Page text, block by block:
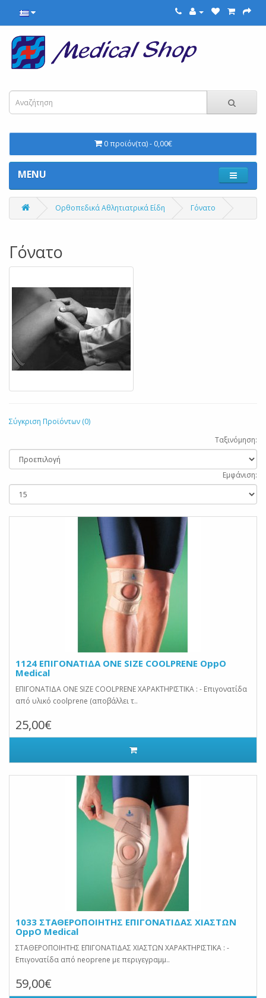
0 προϊόν(τα) - 0,00€
MENU
Ορθοπεδικά Αθλητιατρικά Είδη Γόνατο
Γόνατο
Σύγκριση Προϊόντων (0)
Ταξινόμηση:
Εμφάνιση:
1124 ΕΠΙΓΟΝΑΤΙΔΑ ONE SIZE COOLPRENE OppO
Medical
ΕΠΙΓΟΝΑΤΙΔΑ ONE SIZE COOLPRENE ΧΑΡΑΚΤΗΡΙΣΤΙΚΑ : - Επιγονατίδα
από υλικό coolprene (αποβάλλει τ..
25,00€
1033 ΣΤΑΘΕΡΟΠΟΙΗΤΗΣ ΕΠΙΓΟΝΑΤΙΔΑΣ ΧΙΑΣΤΩΝ
OppO Medical
ΣΤΑΘΕΡΟΠΟΙΗΤΗΣ ΕΠΙΓΟΝΑΤΙΔΑΣ ΧΙΑΣΤΩΝ ΧΑΡΑΚΤΗΡΙΣΤΙΚΑ : -
Επιγονατίδα από neoprene με περιγεγραμμ..
59,00€